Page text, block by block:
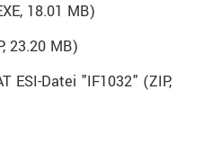
, 18.01 MB)
, 23.20 MB)
ESI-Datei "IF1032" (ZIP,